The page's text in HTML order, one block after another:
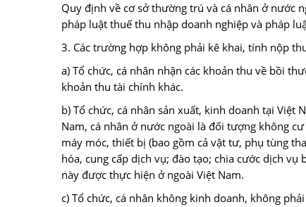
Quy định về cơ sở thường trú và cá nhân ở nước
pháp luật thuế thu nhập doanh nghiệp và pháp
3. Các trường hợp không phải kê khai, tính nộp
a) Tổ chức, cá nhân nhận các khoản thu về bồi
khoản thu tài chính khác.
b) Tổ chức, cá nhân sản xuất, kinh doanh tại
Nam, cá nhân ở nước ngoài là đối tượng không
máy móc, thiết bị (bao gồm cả vật tư, phụ tùng
hóa, cung cấp dịch vụ; đào tạo; chia cước dịch
này được thực hiện ở ngoài Việt Nam.
c) Tổ chức, cá nhân không kinh doanh, không